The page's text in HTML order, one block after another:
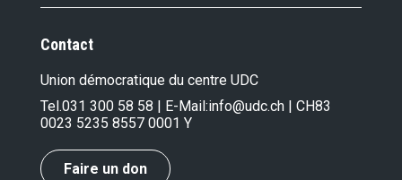
Contact
Union démocratique du centre UDC
Tel.031 300 58 58 | E-Mail:info@udc.ch | CH83
0023 5235 8557 0001 Y
Faire un don